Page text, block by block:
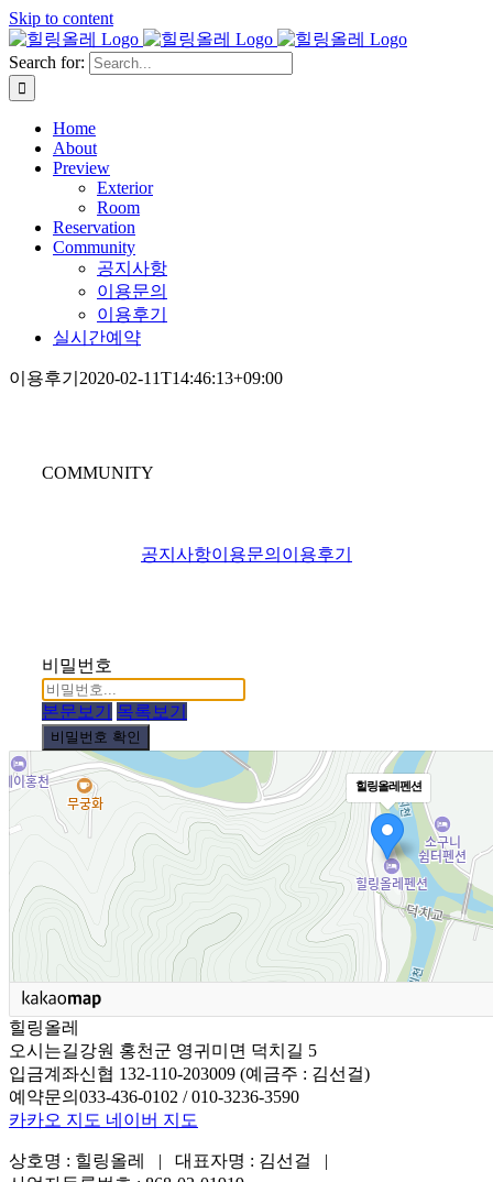
Skip to content
Search for:
Home
About
Preview
Exterior
Room
Reservation
Community
공지사항
이용문의
이용후기
실시간예약
이용후기 2020-02-11T14:46:13+09:00
COMMUNITY
공지사항이용문의 이용후기
비밀번호
본문보기 목록보기
비밀번호 확인
힐링올레펜션
힐링올레
오시는길강원 홍천군 영귀미면 덕치길 5
입금계좌신협 132-110-203009 (예금주 : 김선걸)
예약문의 033-436-0102 / 010-3236-3590
카카오 지도 네이버 지도
상호명 : 힐링올레 | 대표자명 : 김선걸 |